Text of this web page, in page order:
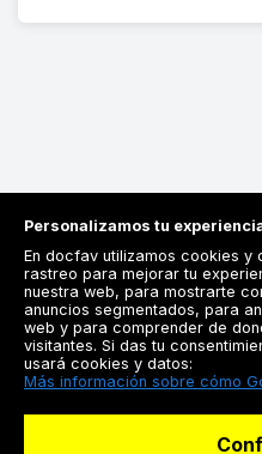
Docfav
Personalizamos tu
En docfav utilizamos cookies y
rastreo para mejorar tu
nuestra web, para mostrarte
anuncios segmentados, para
web y para comprender de
visitantes. Si das tu
usará cookies y datos:
Más información sobre cómo